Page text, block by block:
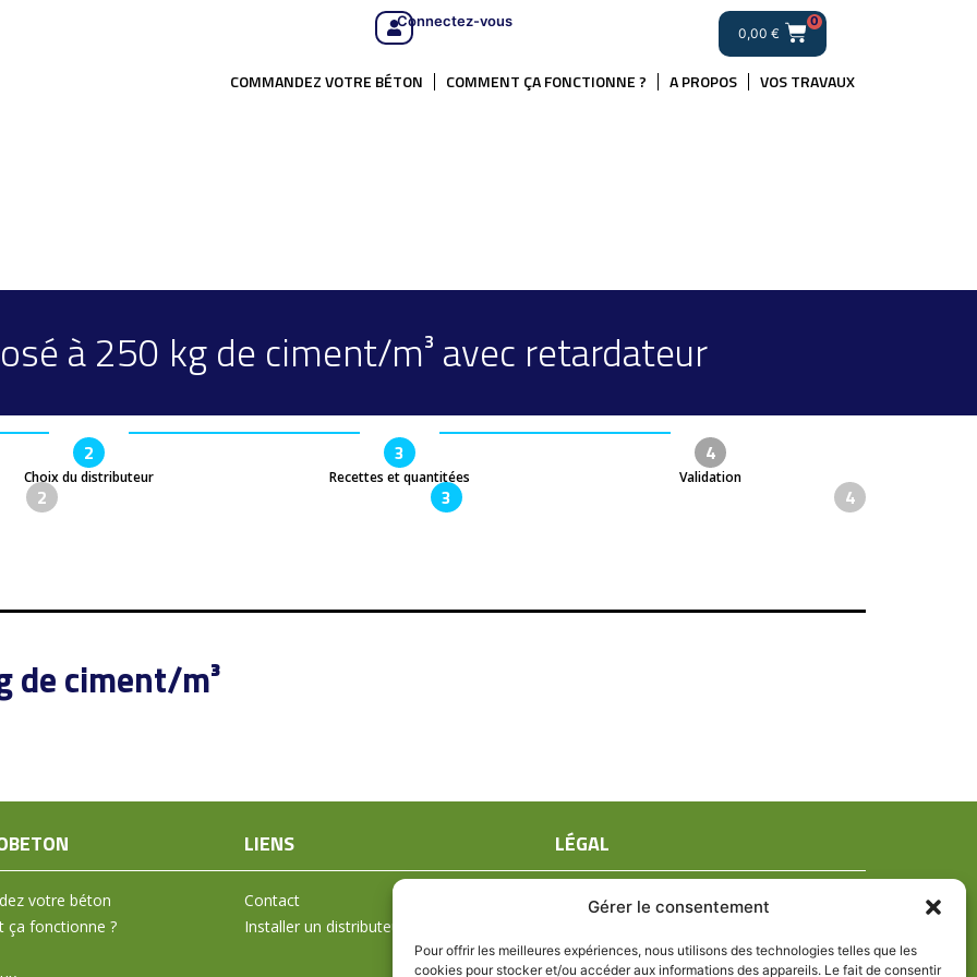
Gérer le consentement
Pour offrir les meilleures expériences, nous utilisons des technologies telles que les
cookies pour stocker et/ou accéder aux informations des appareils. Le fait de consentir
Connectez-vous
0,00 €
0
COMMANDEZ VOTRE BÉTON COMMENT ÇA FONCTIONNE ? A PROPOS VOS TRAVAUX
à 250 kg de ciment/m³ avec retardateur
2
Choix du distributeur
3
Recettes et quantitées
4
Validation
2 3 4
de ciment/m³
votre béton
ça fonctionne ?
LIENS
Contact
Installer un distributeur
LÉGAL
Mentions légales
Politique de confidentialité